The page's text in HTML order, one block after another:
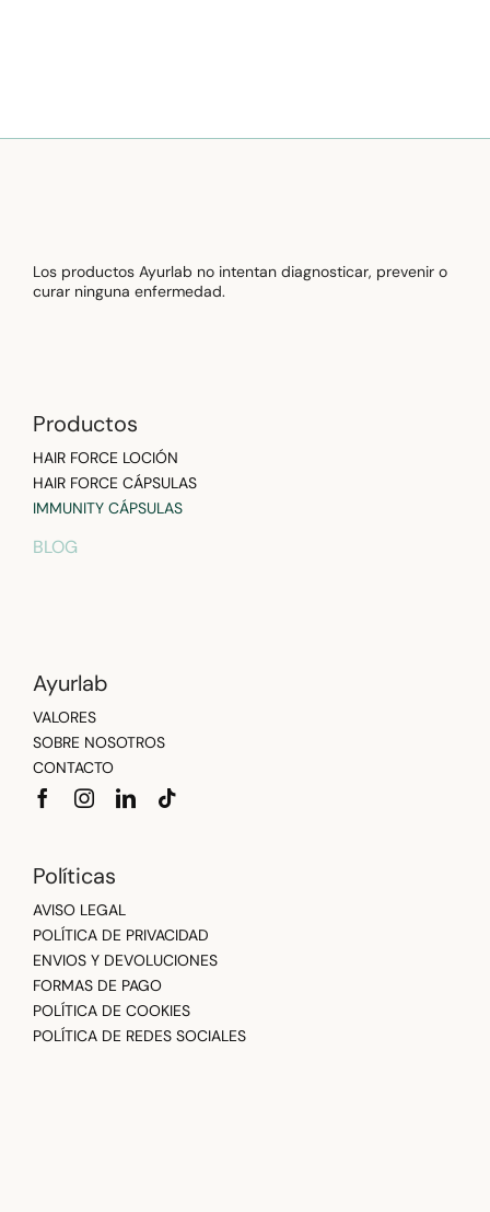
Los productos Ayurlab no intentan diagnosticar, prevenir o
curar ninguna enfermedad.
Productos
HAIR FORCE LOCIÓN
HAIR FORCE CÁPSULAS
IMMUNITY CÁPSULAS
BLOG
Ayurlab
VALORES
SOBRE NOSOTROS
CONTACTO
Políticas
AVISO LEGAL
POLÍTICA DE PRIVACIDAD
ENVIOS Y DEVOLUCIONES
FORMAS DE PAGO
POLÍTICA DE COOKIES
POLÍTICA DE REDES SOCIALES